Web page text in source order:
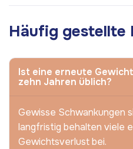
Häufig gestellte
Ist eine erneute
zehn Jahren üblich?
Gewisse Schwankungen
langfristig behalten viele
Gewichtsverlust bei.